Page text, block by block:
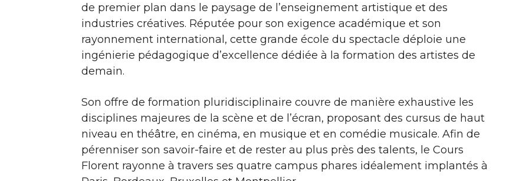
de premier plan dans le paysage de l’enseignement artistique et des
industries créatives. Réputée pour son exigence académique et son
rayonnement international, cette grande école du spectacle déploie une
ingénierie pédagogique d’excellence dédiée à la formation des artistes de
demain.
Son offre de formation pluridisciplinaire couvre de manière exhaustive les
disciplines majeures de la scène et de l’écran, proposant des cursus de haut
niveau en théâtre, en cinéma, en musique et en comédie musicale. Afin de
pérenniser son savoir-faire et de rester au plus près des talents, le Cours
Florent rayonne à travers ses quatre campus phares idéalement implantés à